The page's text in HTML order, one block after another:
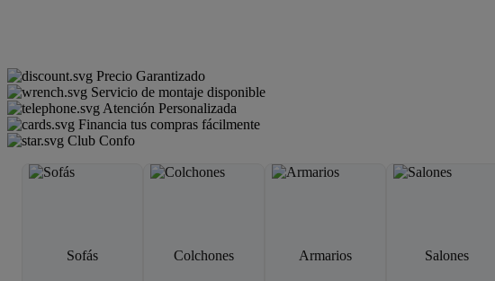
Precio Garantizado
Servicio de montaje disponible
Atención Personalizada
Financia tus compras fácilmente
Club Confo
Sofás Colchones Armarios Salones